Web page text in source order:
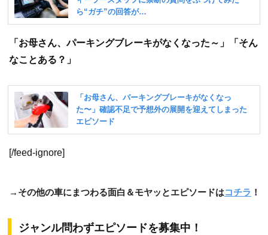
「お母さん、パーキングブレーキがなくなった～」「そん
なことある？」
[/feed-ignore]
→その他の車にまつわる面白＆モヤッとエピソードはコチラ ！
ジャンル問わずエピソードを募集中！